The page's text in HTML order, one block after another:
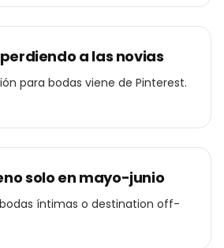
a las novias
para bodas viene de Pinterest.
solo en mayo-junio
íntimas o destination off-